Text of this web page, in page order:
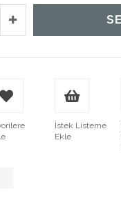
İstek Listeme
Ekle